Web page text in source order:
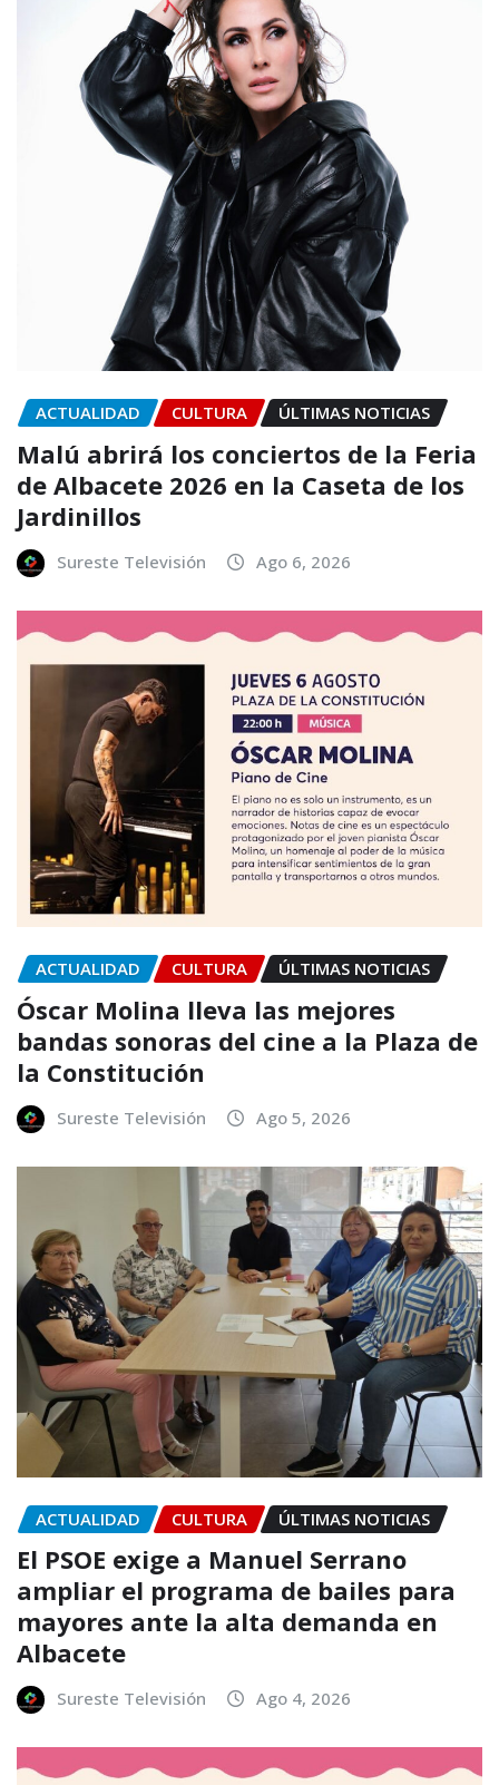
ACTUALIDAD CULTURA ÚLTIMAS NOTICIAS
Malú abrirá los conciertos de la Feria
de Albacete 2026 en la Caseta de los
Jardinillos
Sureste Televisión Ago 6, 2026
ACTUALIDAD CULTURA ÚLTIMAS NOTICIAS
Óscar Molina lleva las mejores
bandas sonoras del cine a la Plaza de
la Constitución
Sureste Televisión Ago 5, 2026
ACTUALIDAD CULTURA ÚLTIMAS NOTICIAS
El PSOE exige a Manuel Serrano
ampliar el programa de bailes para
mayores ante la alta demanda en
Albacete
Sureste Televisión Ago 4, 2026